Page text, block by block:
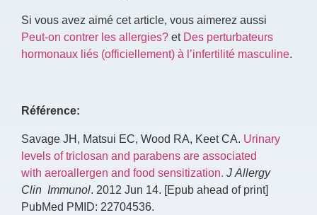
Si vous avez aimé cet article, vous aimerez aussi
Peut-on contrer les allergies?etDes perturbateurs
hormonaux liés (officiellement) à l’infertilité masculine.
Référence:
Savage JH, Matsui EC, Wood RA, Keet CA. Urinary
levels of triclosan and parabens are associated
with aeroallergen and food sensitization. J Allergy
Clin Immunol. 2012 Jun 14. [Epub ahead of print]
PubMed PMID: 22704536.